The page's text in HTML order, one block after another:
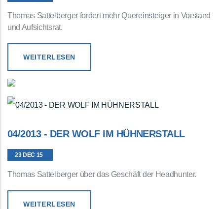
Thomas Sattelberger fordert mehr Quereinsteiger in Vorstand
und Aufsichtsrat.
WEITERLESEN
04/2013 - DER WOLF IM HÜHNERSTALL
23 DEC 15
Thomas Sattelberger über das Geschäft der Headhunter.
WEITERLESEN